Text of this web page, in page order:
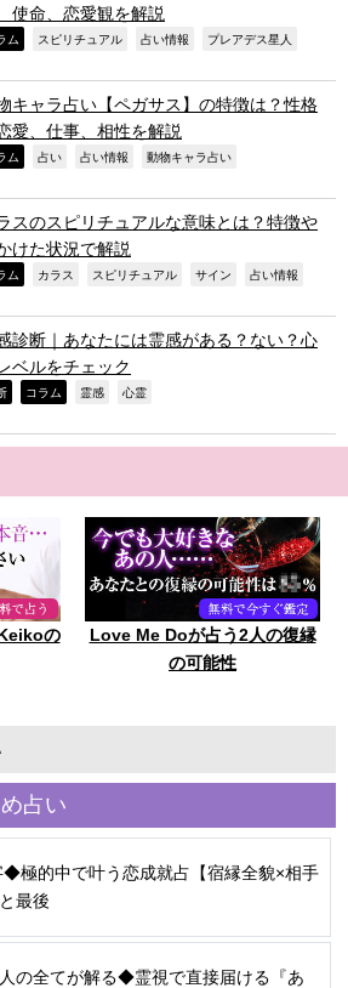
使命、恋愛観を解説
ム スピリチュアル 占い情報 プレアデス星人
キャラ占い【ペガサス】の特徴は？性格
愛、仕事、相性を解説
ム 占い 占い情報 動物キャラ占い
スのスピリチュアルな意味とは？特徴や
けた状況で解説
ム カラス スピリチュアル サイン 占い情報
診断｜あなたには霊感がある？ない？心
ベルをチェック
コラム 霊感 心霊
の
Love Me Doが占う2人の復縁
の可能性
占い
◆極的中で叶う恋成就占【宿縁全貌×相手
最後
の全てが解る◆霊視で直接届ける『あ